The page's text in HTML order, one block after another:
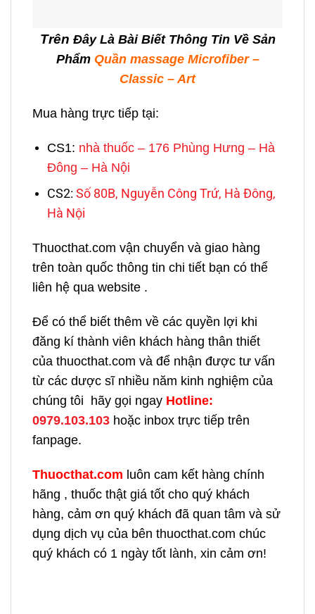
Trên Đây Là Bài Biết Thông Tin Về Sản
PhẩmQuần massage Microfiber –
Classic – Art
Mua hàng trực tiếp tại:
CS1: nhà thuốc – 176 Phùng Hưng – Hà
Đông – Hà Nội
CS2: Số 80B, Nguyễn Công Trứ, Hà Đông,
Hà Nội
Thuocthat.com vận chuyển và giao hàng
trên toàn quốc thông tin chi tiết bạn có thể
liên hệ qua website .
Để có thể biết thêm về các quyền lợi khi
đăng kí thành viên khách hàng thân thiết
của thuocthat.com và để nhận được tư vấn
từ các dược sĩ nhiều năm kinh nghiệm của
chúng tôi hãy gọi ngay Hotline:
0979.103.103 hoặc inbox trực tiếp trên
fanpage.
Thuocthat.com luôn cam kết hàng chính
hãng , thuốc thật giá tốt cho quý khách
hàng, cảm ơn quý khách đã quan tâm và sử
dụng dịch vụ của bên thuocthat.com chúc
quý khách có 1 ngày tốt lành, xin cảm ơn!